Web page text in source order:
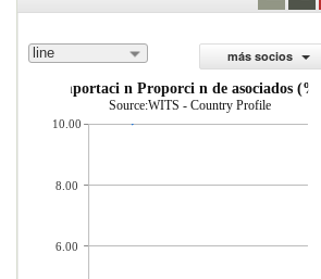
line
más socios
importaci n Proporci n de asociados (%)
Source:WITS - Country Profile
10.00
8.00
6.00